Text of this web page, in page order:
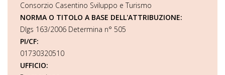
Consorzio Casentino Sviluppo e Turismo
NORMA O TITOLO A BASE DELL'ATTRIBUZIONE:
Dlgs 163/2006 Determina n° 505
PI/CF:
01730320510
UFFICIO: